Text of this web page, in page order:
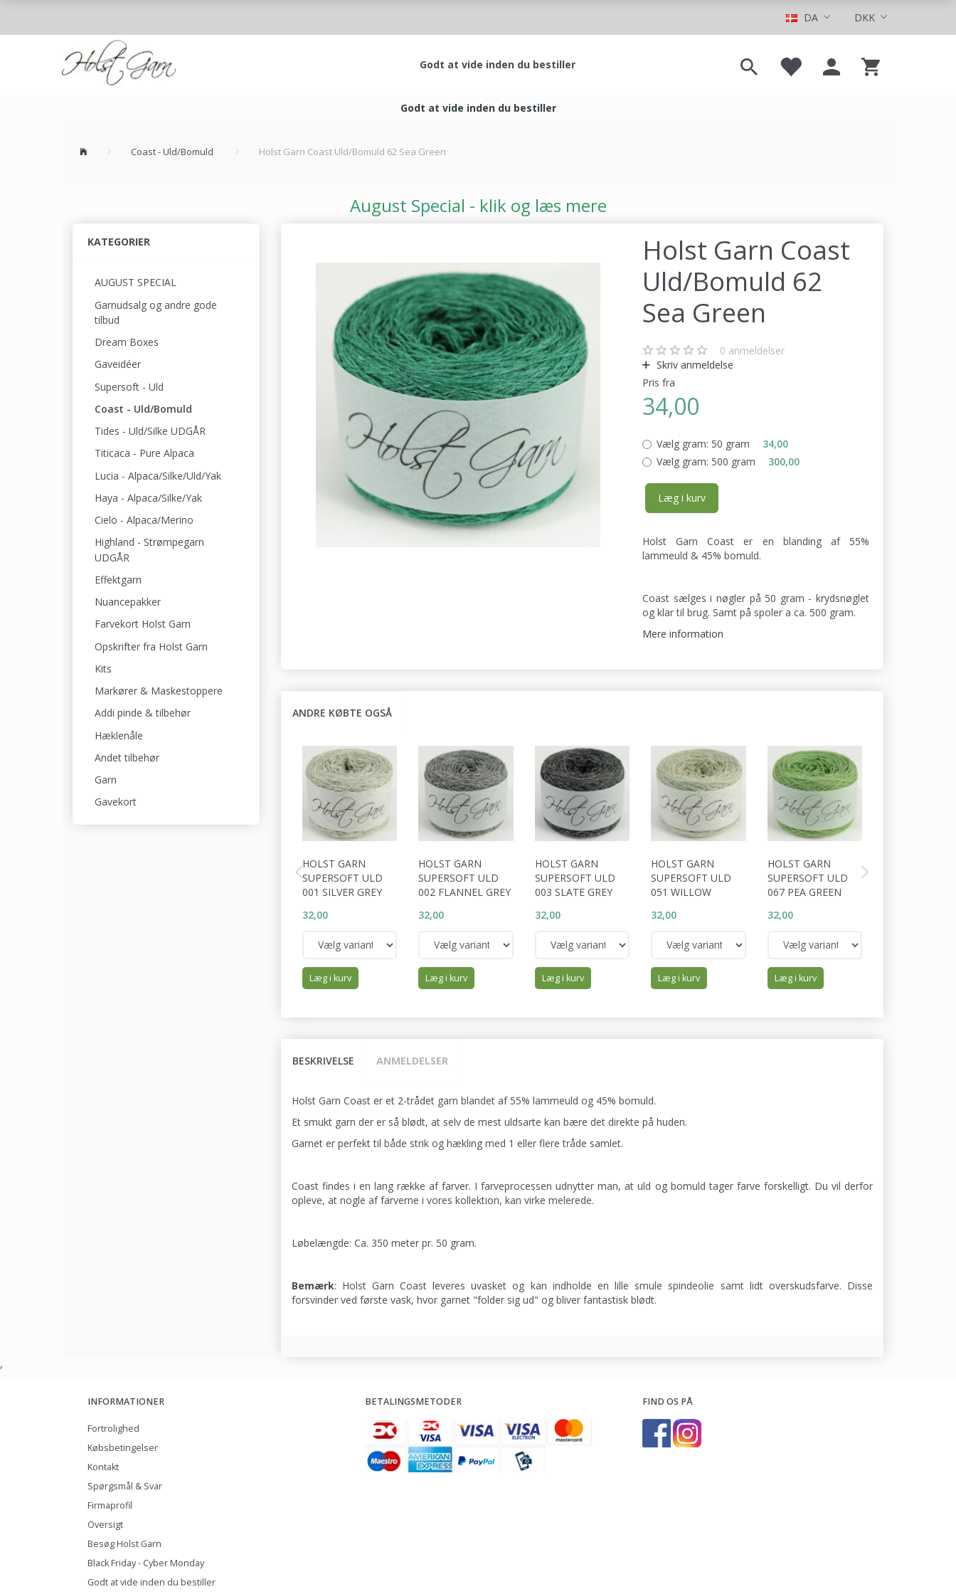
DKK
DA
Godt at vide inden du bestiller
Godt at vide inden du bestiller
Coast - Uld/Bomuld Holst Garn Coast Uld/Bomuld 62 Sea Green
August Special - klik og læs mere
KATEGORIER
AUGUST SPECIAL
Garnudsalg og andre gode
tilbud
Dream Boxes
Gaveidéer
Supersoft - Uld
Coast - Uld/Bomuld
Tides - Uld/Silke UDGÅR
Titicaca - Pure Alpaca
Lucia - Alpaca/Silke/Uld/Yak
Haya - Alpaca/Silke/Yak
Cielo - Alpaca/Merino
Highland - Strømpegarn
UDGÅR
Effektgarn
Nuancepakker
Farvekort Holst Garn
Opskrifter fra Holst Garn
Kits
Markører & Maskestoppere
Addi pinde & tilbehør
Hæklenåle
Andet tilbehør
Garn
Gavekort
Holst Garn Coast
Uld/Bomuld 62
Sea Green
0 anmeldelser
Skriv anmeldelse
Pris fra
34,00
Vælg gram: 50 gram
34,00
Vælg gram: 500 gram 300,00
Læg i kurv
Holst Garn Coast er en blanding af 55%
lammeuld & 45% bomuld.
Coast sælges i nøgler på 50 gram - krydsnøglet
og klar til brug. Samt på spoler a ca. 500 gram.
Mere information
ANDRE KØBTE OGSÅ
HOLST GARN
SUPERSOFT ULD
001 SILVER GREY
32,00
Læg i kurv
HOLST GARN
SUPERSOFT ULD
002 FLANNEL GREY
32,00
Læg i kurv
HOLST GARN
SUPERSOFT ULD
003 SLATE GREY
32,00
Læg i kurv
HOLST GARN
SUPERSOFT ULD
051 WILLOW
32,00
Læg i kurv
HOLST GARN
SUPERSOFT ULD
067 PEA GREEN
32,00
Læg i kurv
BESKRIVELSE ANMELDELSER
Holst Garn Coast er et 2-trådet garn blandet af 55% lammeuld og 45% bomuld.
Et smukt garn der er så blødt, at selv de mest uldsarte kan bære det direkte på huden.
Garnet er perfekt til både strik og hækling med 1 eller flere tråde samlet.
Coast findes i en lang række af farver. I farveprocessen udnytter man, at uld og bomuld tager farve forskelligt. Du vil derfor
opleve, at nogle af farverne i vores kollektion, kan virke melerede.
Løbelængde: Ca. 350 meter pr. 50 gram.
Bemærk: Holst Garn Coast leveres uvasket og kan indholde en lille smule spindeolie samt lidt overskudsfarve. Disse
forsvinder ved første vask, hvor garnet "folder sig ud" og bliver fantastisk blødt.
,
INFORMATIONER
Fortrolighed
Købsbetingelser
Kontakt
Spørgsmål & Svar
Firmaprofil
Oversigt
Besøg Holst Garn
Black Friday - Cyber Monday
Godt at vide inden du bestiller
BETALINGSMETODER FIND OS PÅ